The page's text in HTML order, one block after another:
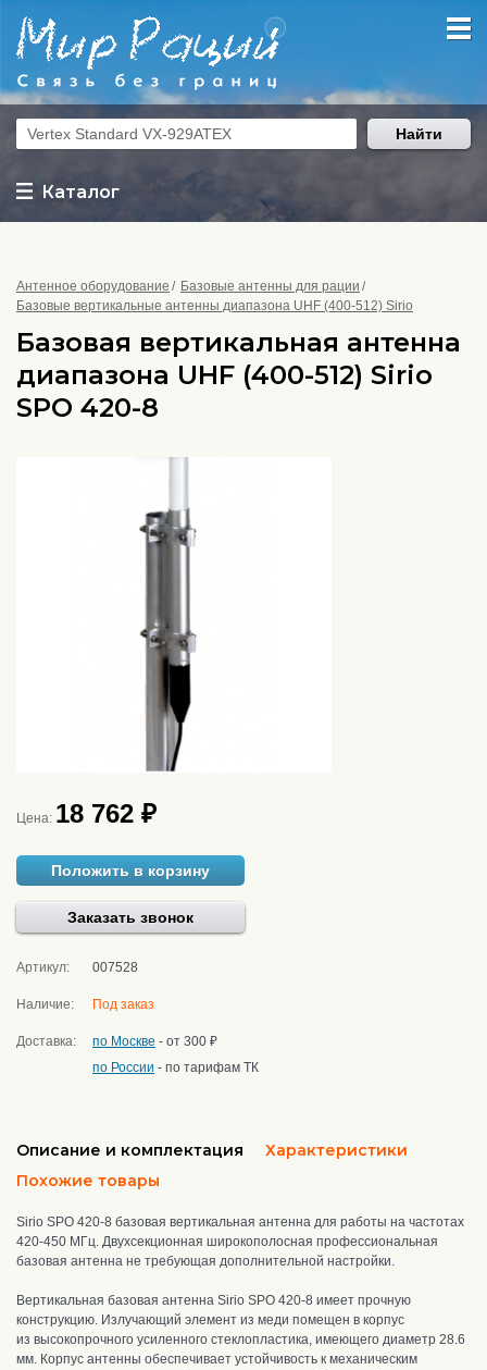
Каталог
Найти
Антенное оборудование
Базовые антенны для рации
Базовые вертикальные антенны диапазона UHF (400-512) Sirio
Базовая вертикальная антенна
диапазона UHF (400-512) Sirio
SPO 420-8
Цена: 18 762 ₽
Положить в корзину
Заказать звонок
Артикул: 007528
Наличие: Под заказ
Доставка: по Москве - от 300 ₽
по России - по тарифам ТК
Описание и комплектация
Характеристики
Похожие товары
Sirio SPO 420-8 базовая вертикальная антенна для работы на частотах
420-450 МГц. Двухсекционная широкополосная профессиональная
базовая антенна не требующая дополнительной настройки.
Вертикальная базовая антенна Sirio SPO 420-8 имеет прочную
конструкцию. Излучающий элемент из меди помещен в корпус
из высокопрочного усиленного стеклопластика, имеющего диаметр 28.6
мм. Корпус антенны обеспечивает устойчивость к механическим